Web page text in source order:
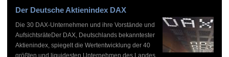
Der Deutsche Aktienindex DAX
Die 30 DAX-Unternehmen und ihre Vorstände und
AufsichtsräteDer DAX, Deutschlands bekanntester
Aktienindex, spiegelt die Wertentwicklung der 40
größten und liquidesten Unternehmen des Landes